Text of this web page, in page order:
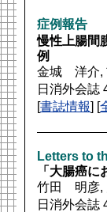
症例報告
慢性上腸間
例
金城 洋介,
日消外会誌
[書誌情報] [
Letters to
「大腸癌
竹田 明彦,
日消外会誌